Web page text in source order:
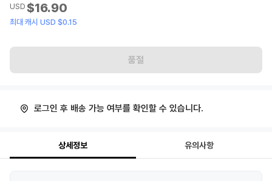
USD $16.90
최대 캐시 USD $0.15
품절
로그인 후 배송 가능 여부를 확인할 수 있습니다.
상세정보 유의사항